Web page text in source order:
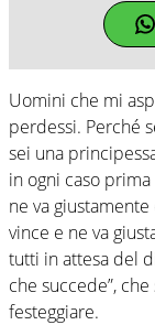
Uomini che mi
perdessi. Perché
sei una
in ogni caso
ne va
vince e ne va
tutti in attesa del
che succede”,
festeggiare.